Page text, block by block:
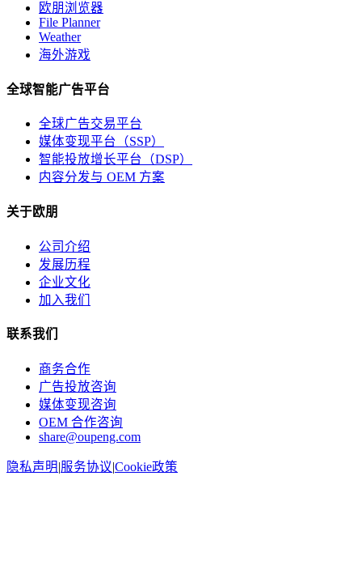
欧朋浏览器
File Planner
Weather
海外游戏
全球智能广告平台
全球广告交易平台
媒体变现平台（SSP）
智能投放增长平台（DSP）
内容分发与 OEM 方案
关于欧朋
公司介绍
发展历程
企业文化
加入我们
联系我们
商务合作
广告投放咨询
媒体变现咨询
OEM 合作咨询
share@oupeng.com
隐私声明|服务协议|Cookie政策